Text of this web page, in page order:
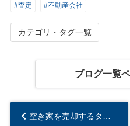
#査定 #不動産会社
カテゴリ・タグ一覧
ブログ一覧